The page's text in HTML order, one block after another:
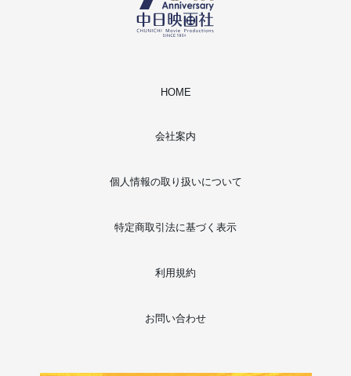
HOME
会社案内
個人情報の取り扱いについて
特定商取引法に基づく表示
利用規約
お問い合わせ